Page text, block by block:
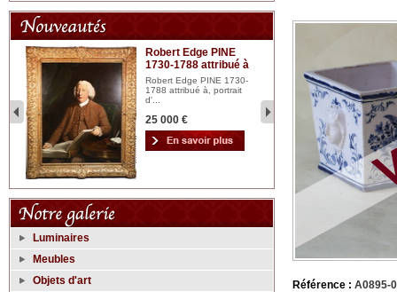
Robert Edge PINE
1730-1788 attribué à
Robert Edge PINE 1730-
1788 attribué à, portrait
d'...
25 000 € 2
Luminaires
Meubles
Objets d'art
Référence : A0895-